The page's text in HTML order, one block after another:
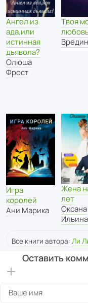
Ангел из
ада,или
истинная
дьявола?
Олюша
Фрост
Твоя
Игра
королей
Ани Марика
Жена
лет
Оксана
Ильина
Все книги автора: Ли
Оставить